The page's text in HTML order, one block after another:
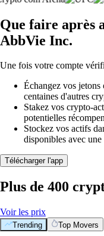
Que faire après
AbbVie Inc.
Une fois votre compte
Échangez vos jetons
centaines d'autres
Stakez vos crypto-
potentielles
Stockez vos actifs
disponibles avec
Télécharger l'app
Plus de 400
Voir les prix
Trending Top Movers